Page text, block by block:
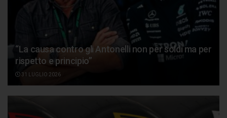
“La causa contro gli Antonelli non per soldi ma per
rispetto e principio”
31 LUGLIO 2026